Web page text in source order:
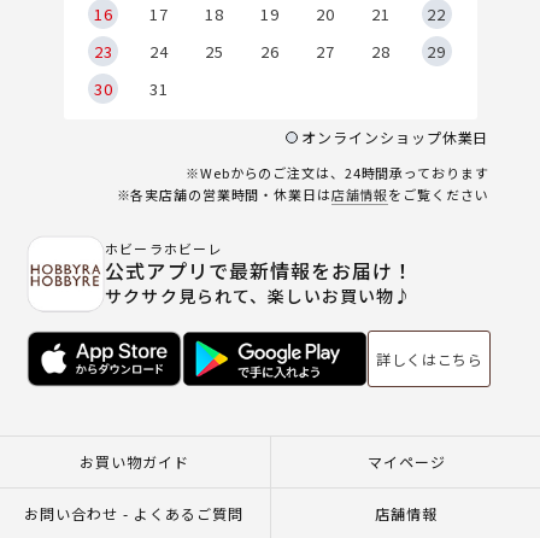
16
17 18 19 20 21
22
23
24 25 26 27 28
29
30
31
オンラインショップ休業日
※Webからのご注文は、24時間承っております
※各実店舗の営業時間・休業日は店舗情報をご覧ください
ホビーラホビーレ
公式アプリで最新情報をお届け！
サクサク見られて、楽しいお買い物♪
詳しくはこちら
お買い物ガイド マイページ
お問い合わせ - よくあるご質問 店舗情報